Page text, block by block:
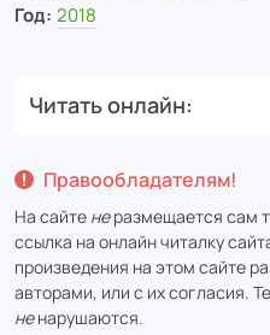
Год: 2018
Читать онлайн
Правообладателям!
На сайте неразмещается сам
ссылка на онлайн читалку
произведения на этом сайте
авторами, или с их согласия.
ненарушаются.